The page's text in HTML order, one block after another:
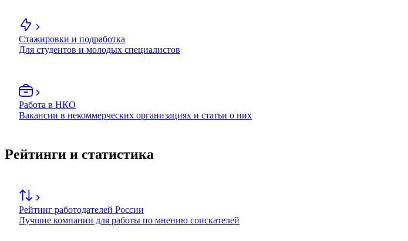
Стажировки и подработка
Для студентов и молодых специалистов
Работа в НКО
Вакансии в некоммерческих организациях и статьи о них
Рейтинги и статистика
Рейтинг работодателей России
Лучшие компании для работы по мнению соискателей